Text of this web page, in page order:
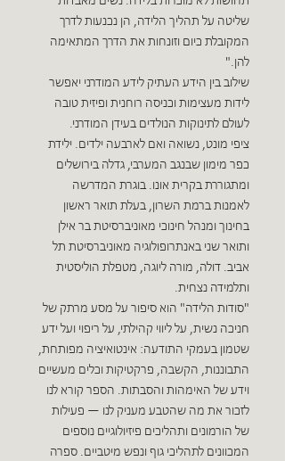
שליטה על תהליך הלידה, הן נכנעות לדרך
המקובלת כיום וזונחות את הדרך המתאימה
להן."
שילוב בין הידע העתיק לידע המודרני יאפשר
לידות מעצימות וכניסה רוחנית ופיזית טובה
לעולם לתינוקות הנולדים בעידן המודרני.
ציפי מונט, נשואה ואם לארבעה ילדים. ילידת
כפר מימון שבנגב המערבי, גדלה בירושלים
ומתגוררת בקרית אונו. בוגרת המדרשה
לאמנות ברמת השרון, בעלת תואר ראשון
בחינוך ומנהל חינוכי מאוניברסיטת בר אילן
ותואר שני באנתרופולוגיה מאוניברסיטת תל
אביב. דולה, מורה ליוגה, מטפלת הוליסטית
ותלמידה נצחית.
"סודות הלידה" הוא סיפור על מסע מרתק של
חניכה נשית, על ליווי קהילתי, על ריפוי ועל ידע
שטמון בעמקי התודעה: אינטואיציה מפותחת,
התבוננות, הקשבה, פרקטיקות וכלים מעשיים
וידע של האימהות והסבתות. הספר קורא לנו
לזכור את מה שהטבע מעניק לנו — פעילות
של הורמונים ותהליכים פיזיולוגיים נוספים
המכוונים לתהליכי גוף ונפש מיטביים. ספרה